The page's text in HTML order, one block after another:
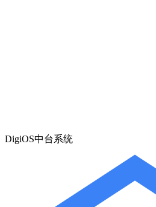
DigiOS中台系统